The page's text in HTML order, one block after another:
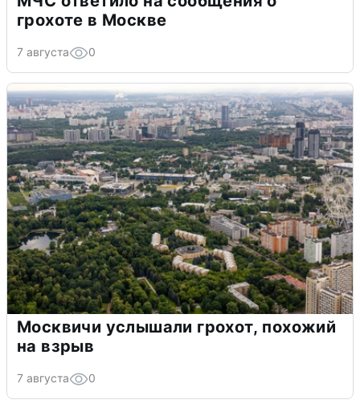
грохоте в Москве
7 августа 0
Москвичи услышали грохот, похожий
на взрыв
7 августа 0